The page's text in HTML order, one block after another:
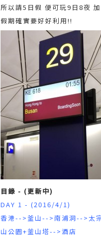
所以請5日假 便可玩9日8夜
假期確實要好好利用!!
目錄 - (更新中)
DAY 1 - (2016/4/1)
香港-->釜山-->南浦洞-->太
山公園+釜山塔-->酒店